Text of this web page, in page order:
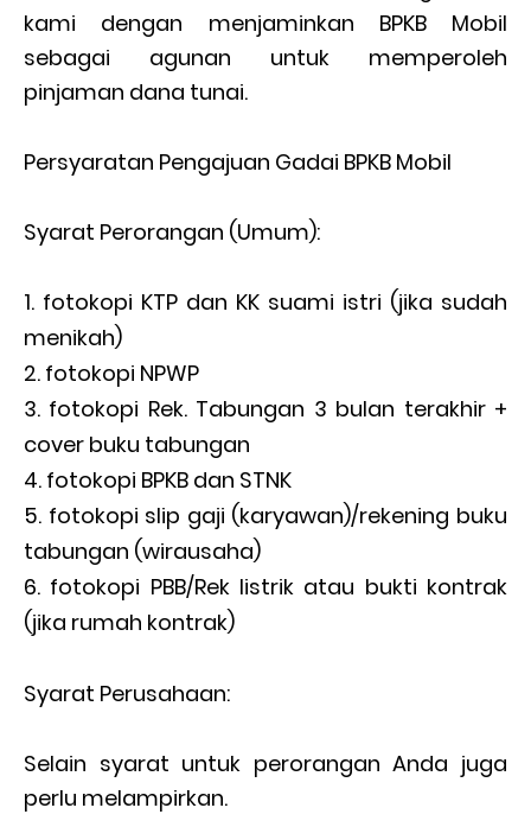
kami dengan menjaminkan BPKB Mobil
sebagai agunan untuk memperoleh
pinjaman dana tunai.
Persyaratan Pengajuan Gadai BPKB Mobil
Syarat Perorangan (Umum):
fotokopi KTP dan KK suami istri (jika sudah
menikah)
fotokopi NPWP
fotokopi Rek. Tabungan 3 bulan terakhir +
cover buku tabungan
fotokopi BPKB dan STNK
fotokopi slip gaji (karyawan)/rekening buku
tabungan (wirausaha)
fotokopi PBB/Rek listrik atau bukti kontrak
(jika rumah kontrak)
Syarat Perusahaan:
Selain syarat untuk perorangan Anda juga
perlu melampirkan.